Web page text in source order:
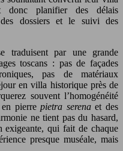
donc planifier des délais
des dossiers et le suivi des
traduisent par une grande
toscans : pas de façades
pas de matériaux
en villa historique près de
souvent l’homogénéité
en pierrepietra serenaet des
ne tient pas du hasard,
exigeante, qui fait de chaque
presque muséale, mais